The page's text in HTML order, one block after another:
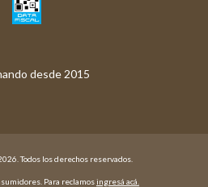
Todos los derechos reservados.
Para reclamosingresá acá.